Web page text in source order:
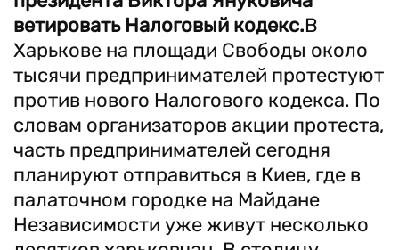
ветировать Налоговый кодекс.В
Харькове на площади Свободы около
тысячи предпринимателей протестуют
против нового Налогового кодекса. По
словам организаторов акции протеста,
часть предпринимателей сегодня
планируют отправиться в Киев, где в
палаточном городке на Майдане
Независимости уже живут несколько